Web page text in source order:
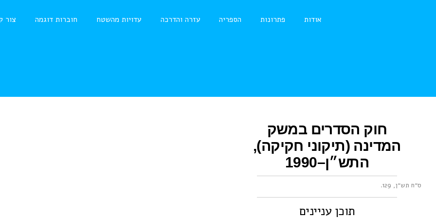
אודות פתרונות הספריה עזרה והדרכה עדויות מהשטח חוברות דוגמה צור
חוק הסדרים במשק
המדינה (תיקוני חקיקה),
התש״ן–1990
ס״ח תש״ן, 129 .
תוכן עניינים